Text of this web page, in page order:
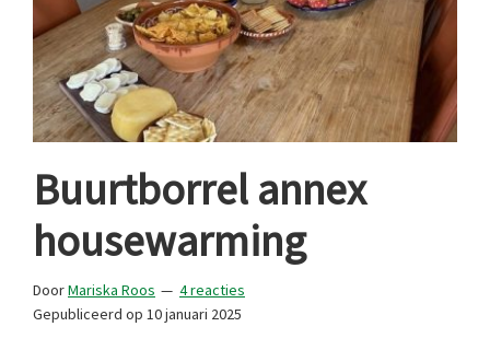
Buurtborrel annex
housewarming
DoorMariska Roos
4 reacties
Gepubliceerd op 10 januari 2025